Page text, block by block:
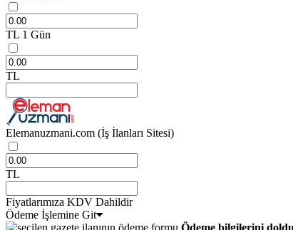
TL 1 Gün
TL
Elemanuzmani.com (İş İlanları Sitesi)
TL
Fiyatlarımıza KDV Dahildir
Ödeme İşlemine Git
Ödeme bilgilerini